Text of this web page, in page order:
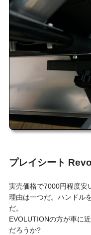
プレイシート
実売価格で7000円程度安
理由は一つだ。ハンドル
だ。
EVOLUTIONの方が車に
だろうか?